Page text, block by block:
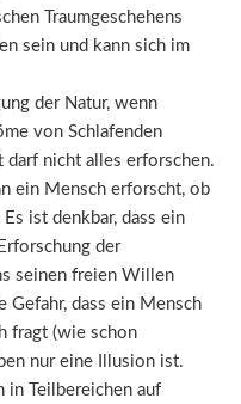
Traumgeschehens
sein und kann sich im
der Natur, wenn
von Schlafenden
darf nicht alles erforschen.
ein Mensch erforscht, ob
ist denkbar, dass ein
der
seinen freien Willen
Gefahr, dass ein Mensch
fragt (wie schon
nur eine Illusion ist.
in Teilbereichen auf